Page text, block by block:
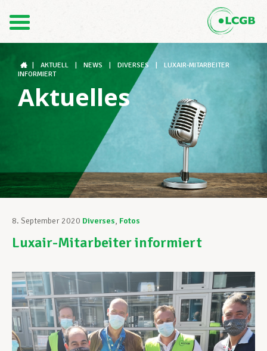
FR
Der LCGB
Gewerkschaftsstrukturen
Unterstützung im Arbeitsalltag
Ihre Rechte
Unterstützung im Privatleben
Berufliche Weiterentwicklung
AKTUELL NEWS DIVERSES
LUXAIR-MITARBEITER
INFORMIERT
Aktuelles
8. September 2020 Diverses, Fotos
Luxair-Mitarbeiter informiert